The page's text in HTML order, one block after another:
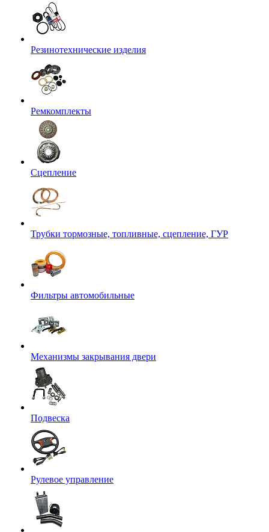
Резинотехнические изделия
Ремкомплекты
Сцепление
Трубки тормозные, топливные, сцепление, ГУР
Фильтры автомобильные
Механизмы закрывания двери
Подвеска
Рулевое управление